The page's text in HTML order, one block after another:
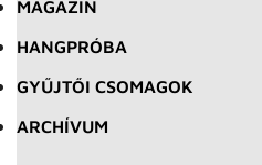
MAGAZIN
HANGPRÓBA
GYŰJTŐI CSOMAGOK
ARCHÍVUM